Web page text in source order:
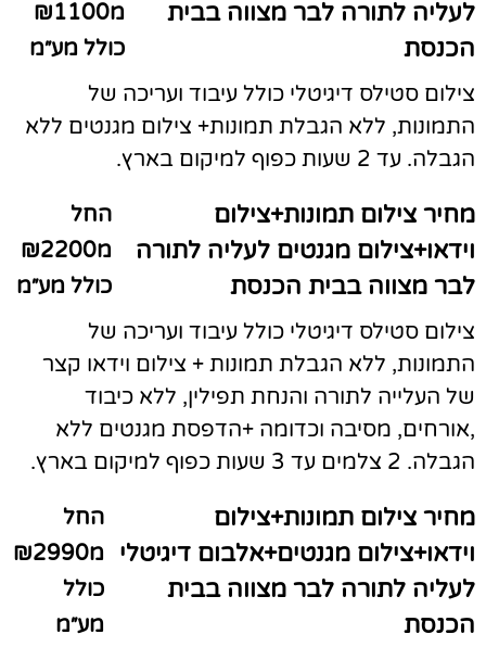
לעליה לתורה לבר מצווה בבית
הכנסת
מ₪1100
כולל מע״מ
צילום סטילס דיגיטלי כולל עיבוד ועריכה של
התמונות, ללא הגבלת תמונות+ צילום מגנטים ללא
הגבלה. עד 2 שעות כפוף למיקום בארץ.
מחיר צילום תמונות+צילום
וידאו+צילום מגנטים לעליה לתורה
לבר מצווה בבית הכנסת
החל
מ₪2200
כולל מע״מ
צילום סטילס דיגיטלי כולל עיבוד ועריכה של
התמונות, ללא הגבלת תמונות + צילום וידאו קצר
של העלייה לתורה והנחת תפילין, ללא כיבוד
,אורחים, מסיבה וכדומה +הדפסת מגנטים ללא
הגבלה. 2 צלמים עד 3 שעות כפוף למיקום בארץ.
מחיר צילום תמונות+צילום
וידאו+צילום מגנטים+אלבום דיגיטלי
לעליה לתורה לבר מצווה בבית
הכנסת
החל
מ₪2990
כולל
מע״מ